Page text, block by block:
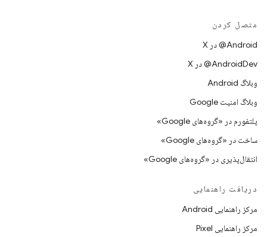
متصل کردن
‫‎@Android در X
‫‎@AndroidDev در X
وبلاگ Android
وبلاگ امنیت Google
پلتفورم در «گروه‌های Google»
ساخت در «گروه‌های Google»
انتقال‌پذیری در «گروه‌های Google»
دریافت راهنمایی
مرکز راهنمایی Android
مرکز راهنمایی Pixel